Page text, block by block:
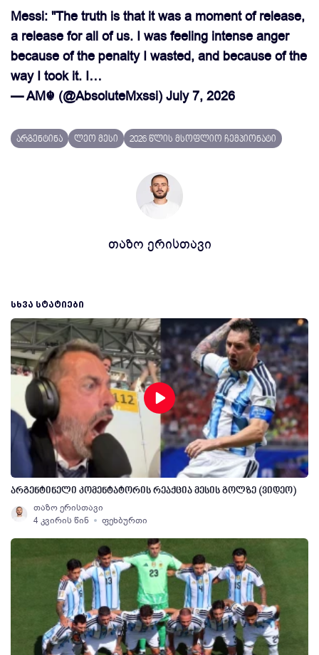
Messi: "The truth is that it was a moment of release,
a release for all of us. I was feeling intense anger
because of the penalty I wasted, and because of the
way I took it. I…
— AM☬ (@AbsoluteMxssi) July 7, 2026
არგენტინა ლეო მესი 2026 წლის მსოფლიო ჩემპიონატი
თაზო ერისთავი
ᲡᲮᲕᲐ ᲡᲢᲐᲢᲘᲔᲑᲘ
არგენტინელი კომენტატორის რეაქცია მესის გოლზე (ვიდეო)
თაზო ერისთავი
4 კვირის წინ
ფეხბურთი